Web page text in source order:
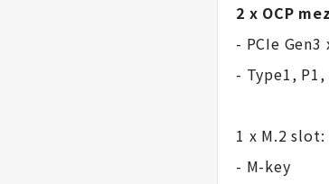
2 x OCP
- PCIe Gen3
- Type1, P1,
1 x M.2 slot:
- M-key